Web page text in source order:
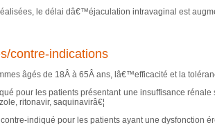
le délai dâ€™éjaculation intravaginal est
contre-indications
âgés de 18Â à 65Â ans, lâ€™efficacité et la
pour les patients présentant une insuffisance
ritonavir, saquinavirâ€¦
indiqué pour les patients ayant une